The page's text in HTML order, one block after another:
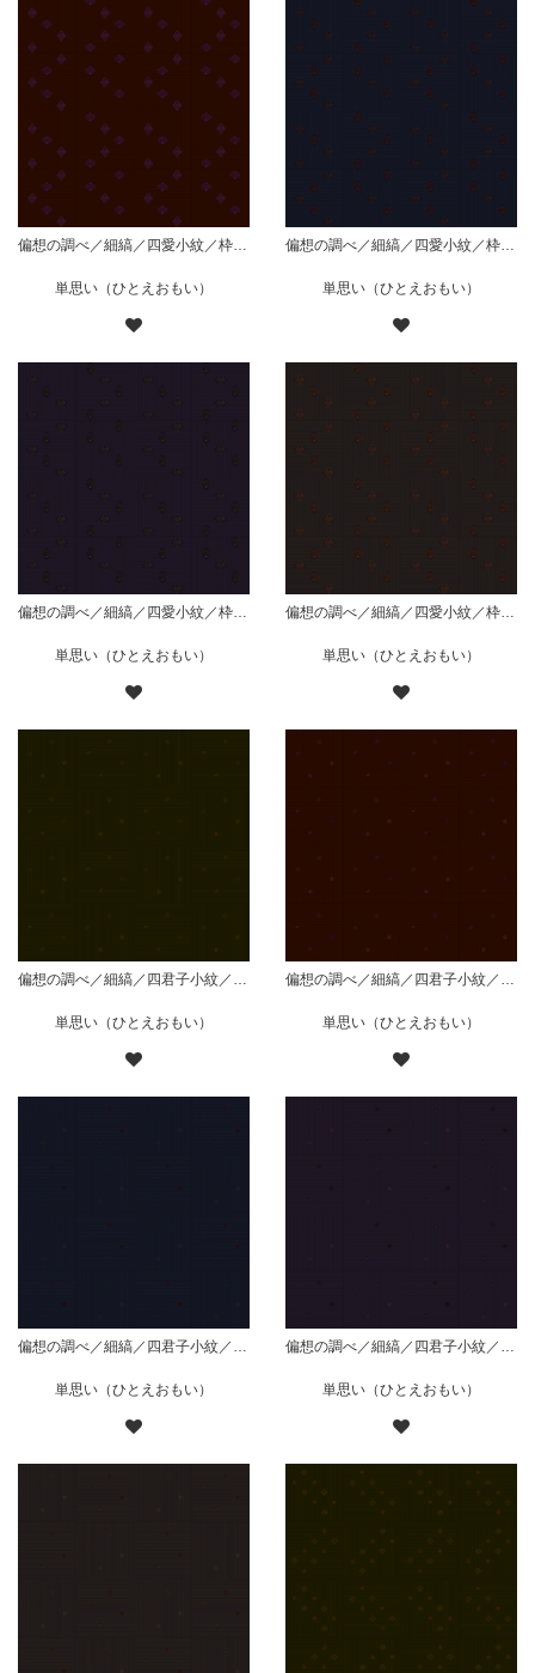
偏想の調べ／細縞／四愛小紋／枠菱組／赤
単思い（ひとえおもい）
偏想の調べ／細縞／四愛小紋／枠菱組／藍
単思い（ひとえおもい）
偏想の調べ／細縞／四愛小紋／枠菱組／紫
単思い（ひとえおもい）
偏想の調べ／細縞／四愛小紋／枠菱組／黒
単思い（ひとえおもい）
偏想の調べ／細縞／四君子小紋／枠無散り／緑
単思い（ひとえおもい）
偏想の調べ／細縞／四君子小紋／枠無散り／赤
単思い（ひとえおもい）
偏想の調べ／細縞／四君子小紋／枠無散り／藍
単思い（ひとえおもい）
偏想の調べ／細縞／四君子小紋／枠無散り／紫
単思い（ひとえおもい）